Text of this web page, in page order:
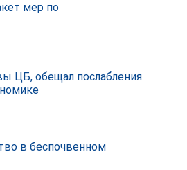
мер по
ЦБ, обещал послабления
в беспочвенном